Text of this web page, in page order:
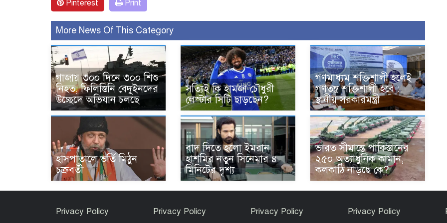
Pinterest Print
More News Of This Category
গাজায় ৩০০ দিনে ৩০০ শিশু
নিহত, ফিলিস্তিনি বেদুইনদের
উচ্ছেদে অভিযান চলছে
সত্যিই কি হামজা চৌধুরী
লেস্টার সিটি ছাড়ছেন?
গণমাধ্যম শক্তিশালী হলেই
গণতন্ত্র শক্তিশালী হবে :
স্থানীয় সরকারমন্ত্রী
হাসপাতালে ভর্তি মিঠুন
চক্রবর্তী
বাদ দিতে হলো ইমরান
হাশমির নতুন সিনেমার ৪
মিনিটের দৃশ্য
ভারত সীমান্তে পাকিস্তানের
২৫০ অত্যাধুনিক কামান,
কলকাঠি নাড়ছে কে?
Privacy Policy Privacy Policy Privacy Policy Privacy Policy